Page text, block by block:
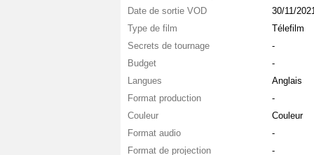
Date de sortie VOD
30/11/
Type de film
Télefilm
Secrets de tournage
-
Budget
-
Langues
Anglais
Format production
-
Couleur
Couleur
Format audio
-
Format de projection
-